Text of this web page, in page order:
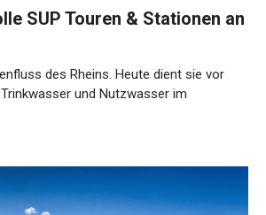
SUP Touren & Stationen an
des Rheins. Heute dient sie vor
und Nutzwasser im